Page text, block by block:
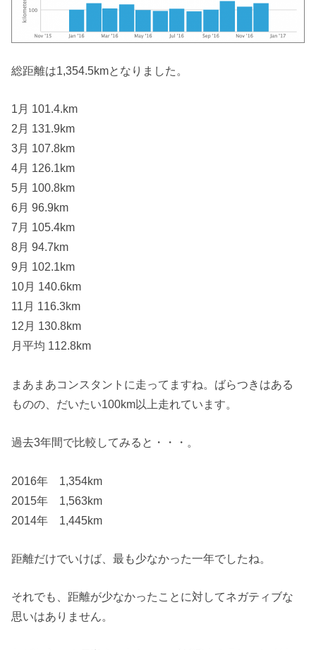
総距離は1,354.5kmとなりました。
1月 101.4.km
2月 131.9km
3月 107.8km
4月 126.1km
5月 100.8km
6月 96.9km
7月 105.4km
8月 94.7km
9月 102.1km
10月 140.6km
11月 116.3km
12月 130.8km
月平均 112.8km
まあまあコンスタントに走ってますね。ばらつきはある
ものの、だいたい100km以上走れています。
過去3年間で比較してみると・・・。
2016年 1,354km
2015年 1,563km
2014年 1,445km
距離だけでいけば、最も少なかった一年でしたね。
それでも、距離が少なかったことに対してネガティブな
思いはありません。